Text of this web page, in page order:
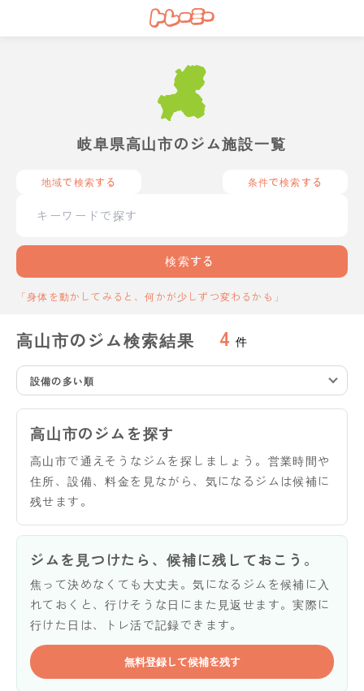
岐阜県高山市のジム施設一覧
地域で検索する 条件で検索する
検索する
「身体を動かしてみると、何かが少しずつ変わるかも」
高山市のジム検索結果 4 件
設備の多い順
高山市のジムを探す
高山市で通えそうなジムを探しましょう。営業時間や
住所、設備、料金を見ながら、気になるジムは候補に
残せます。
ジムを見つけたら、候補に残しておこう。
焦って決めなくても大丈夫。気になるジムを候補に入
れておくと、行けそうな日にまた見返せます。実際に
行けた日は、トレ活で記録できます。
無料登録して候補を残す